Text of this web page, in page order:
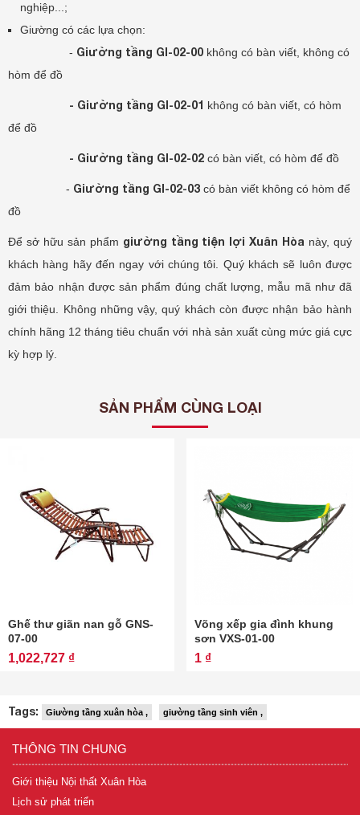
nghiệp...;
Giường có các lựa chọn:
- Giường tầng GI-02-00 không có bàn viết, không có
hòm để đồ
- Giường tầng GI-02-01 không có bàn viết, có hòm
để đồ
- Giường tầng GI-02-02 có bàn viết, có hòm để đồ
- Giường tầng GI-02-03 có bàn viết không có hòm để
đồ
Để sở hữu sản phẩm giường tầng tiện lợi Xuân Hòa này, quý
khách hàng hãy đến ngay với chúng tôi. Quý khách sẽ luôn được
đảm bảo nhận được sản phẩm đúng chất lượng, mẫu mã như đã
giới thiệu. Không những vậy, quý khách còn được nhận bảo hành
chính hãng 12 tháng tiêu chuẩn với nhà sản xuất cùng mức giá cực
kỳ hợp lý.
SẢN PHẨM CÙNG LOẠI
Ghế thư giãn nan gỗ GNS-
07-00
1,022,727 ₫
Võng xếp gia đình khung
sơn VXS-01-00
1 ₫
Tags: Giường tầng xuân hòa , giường tầng sinh viên ,
THÔNG TIN CHUNG
Giới thiệu Nội thất Xuân Hòa
Lịch sử phát triển